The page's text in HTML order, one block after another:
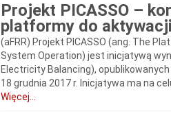
Projekt PICASSO –
platformy do
(aFRR) Projekt PICASSO (ang. The
System Operation) jest inicjatywą
Electricity Balancing),
18 grudnia 2017 r. Inicjatywa ma na
Więcej...